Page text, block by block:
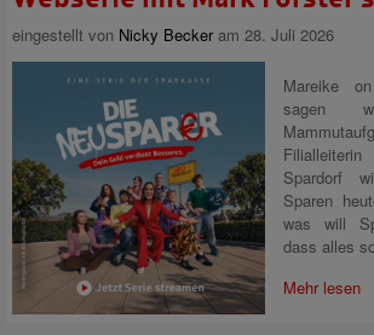
eingestellt von Nicky Becker am 28. Juli 2026
Mareike
sagen
Spardorf
Sparen
was will
dass alles
Mehr lesen